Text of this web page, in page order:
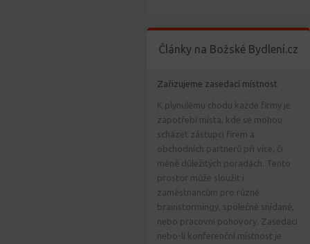
Články na Božské Bydlení.cz
Zařizujeme zasedací místnost
K plynulému chodu každé firmy je
zapotřebí místa, kde se mohou
scházet zástupci firem a
obchodních partnerů při více, či
méně důležitých poradách. Tento
prostor může sloužit i
zaměstnancům pro různé
brainstormingy, společné snídaně,
nebo pracovní pohovory. Zasedací
nebo-li konferenční místnost je